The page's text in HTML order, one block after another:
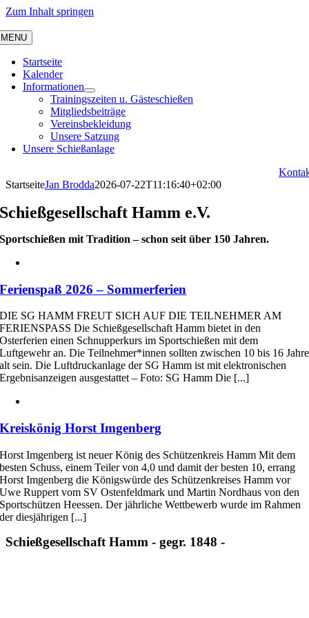
Zum Inhalt springen
MENU
Startseite
Kalender
Informationen
Trainingszeiten u. Gästeschießen
Mitgliedsbeiträge
Vereinsbekleidung
Unsere Satzung
Unsere Schießanlage
StartseiteJan Brodda2026-07-22T11:16:40+02:00
Schieß­gesellschaft Hamm e.V.
Sportschießen mit Tradition – schon seit über 150 Jahren.
Ferienspaß 2026 – Sommerferien
DIE SG HAMM FREUT SICH AUF DIE TEILNEHMER AM
FERIENSPASS Die Schießgesellschaft Hamm bietet in den
Osterferien einen Schnupperkurs im Sportschießen mit dem
Luftgewehr an. Die Teilnehmer*innen sollten zwischen 10 bis 16 Jahre
alt sein. Die Luftdruckanlage der SG Hamm ist mit elektronischen
Ergebnisanzeigen ausgestattet – Foto: SG Hamm Die [...]
Kreiskönig Horst Imgenberg
Horst Imgenberg ist neuer König des Schützenkreis Hamm Mit dem
besten Schuss, einem Teiler von 4,0 und damit der besten 10, errang
Horst Imgenberg die Königswürde des Schützenkreises Hamm vor
Uwe Ruppert vom SV Ostenfeldmark und Martin Nordhaus von den
Sportschützen Heessen. Der jährliche Wettbewerb wurde im Rahmen
der diesjährigen [...]
Schießgesellschaft Hamm - gegr. 1848 -